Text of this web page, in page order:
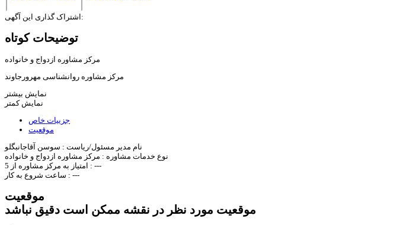
اشتراک گذاری این آگهی:
توضیحات کوتاه
مرکز مشاوره ازدواج و خانواده
مرکز مشاوره روانشناسی مهرورجاوند
نمایش بیشتر
نمایش کمتر
جزییات خاص
موقعیت
نام مدیر مسئول/ریاست : سوسن آقاجانبگلو
نوع خدمات مشاوره : مرکز مشاوره ازدواج و خانواده
امتیاز به مرکز مشاوره از 5 : ---
ساعت شروع به کار : ---
موقعیت
موقعیت مورد نظر در نقشه ممکن است دقیق نباشد